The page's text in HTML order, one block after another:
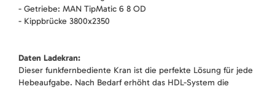
- Getriebe: MAN TipMatic 6 8 OD
- Kippbrücke 3800x2350
Daten Ladekran:
Dieser funkfernbediente Kran ist die perfekte Lösung für jede
Hebeaufgabe. Nach Bedarf erhöht das HDL-System die